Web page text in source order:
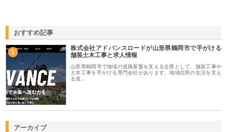
おすすめ記事
1
株式会社アドバンスロードが山形県鶴岡市で手がける
舗装土木工事と求人情報
山形県鶴岡市で地域の道路基盤を支える企業として、舗装工事や
土木工事を手がける専門会社があります。地域住民の生活を支え
る道…
アーカイブ